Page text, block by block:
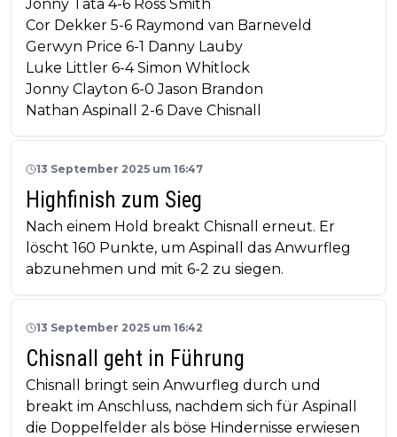
Jonny Tata 4-6 Ross Smith
Cor Dekker 5-6 Raymond van Barneveld
Gerwyn Price 6-1 Danny Lauby
Luke Littler 6-4 Simon Whitlock
Jonny Clayton 6-0 Jason Brandon
Nathan Aspinall 2-6 Dave Chisnall
13 September 2025 um 16:47
Highfinish zum Sieg
Nach einem Hold breakt Chisnall erneut. Er
löscht 160 Punkte, um Aspinall das Anwurfleg
abzunehmen und mit 6-2 zu siegen.
13 September 2025 um 16:42
Chisnall geht in Führung
Chisnall bringt sein Anwurfleg durch und
breakt im Anschluss, nachdem sich für Aspinall
die Doppelfelder als böse Hindernisse erwiesen